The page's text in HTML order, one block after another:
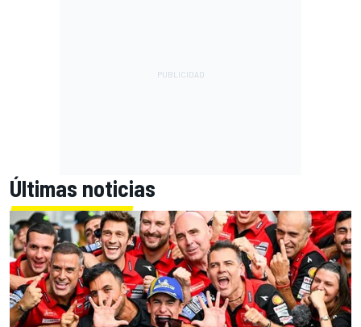
Últimas noticias